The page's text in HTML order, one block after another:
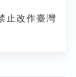
止改作臺灣